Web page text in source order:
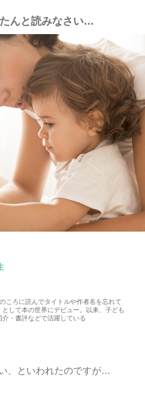
んと読みなさい…
ころに読んでタイトルや作者名を忘れて
して本の世界にデビュー。以来、子ども
・書評などで活躍している
、といわれたのですが…